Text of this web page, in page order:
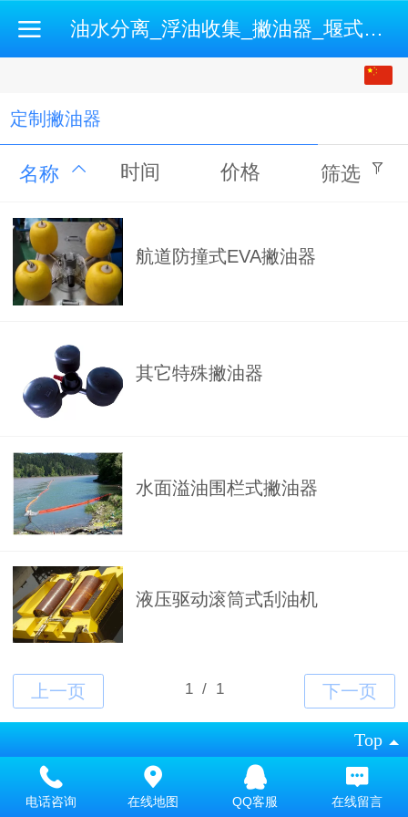
油水分离_浮油收集_撇油器_堰式撇油机_开式油水分离机-500强企业认证供应商
定制撇油器
名称 时间 价格 筛选
航道防撞式EVA撇油器
其它特殊撇油器
水面溢油围栏式撇油器
液压驱动滚筒式刮油机
Top
2019 版权所有 技术支持：乐识通
电话咨询 在线地图 QQ客服 在线留言